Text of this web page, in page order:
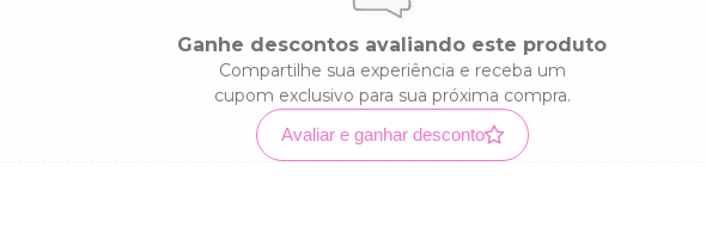
Ganhe descontos avaliando este produto
Compartilhe sua experiência e receba um
cupom exclusivo para sua próxima compra.
Avaliar e ganhar desconto